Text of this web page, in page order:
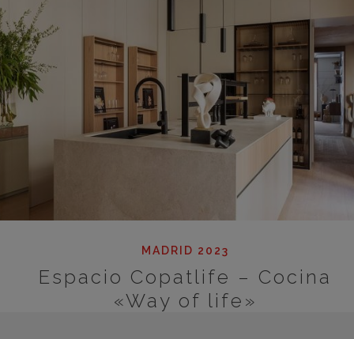
MADRID 2023
Espacio Copatlife – Cocina
«Way of life»